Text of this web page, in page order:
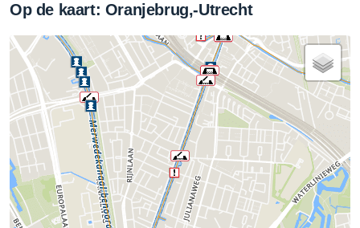
Op de kaart: Oranjebrug,-Utrecht